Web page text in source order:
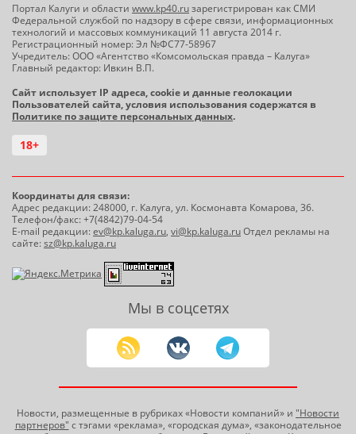
Портал Калуги и области www.kp40.ruзарегистрирован как СМИ
Федеральной службой по надзору в сфере связи, информационных
технологий и массовых коммуникаций 11 августа 2014 г.
Регистрационный номер: Эл №ФС77-58967
Учредитель: ООО «Агентство «Комсомольская правда – Калуга»
Главный редактор: Ивкин В.П.
Сайт использует IP адреса, cookie и данные геолокации
Пользователей сайта, условия использования содержатся в
Политике по защите персональных данных.
18+
Координаты для связи:
Адрес редакции: 248000, г. Калуга, ул. Космонавта Комарова, 36.
Телефон/факс: +7(4842)79-04-54
E-mail редакции:ev@kp.kaluga.ru, vi@kp.kaluga.ruОтдел рекламы на
сайте:sz@kp.kaluga.ru
Мы в соцсетях
Новости, размещенные в рубриках «Новости компаний» и "Новости
партнеров" с тэгами «реклама», «городская дума», «законодательное